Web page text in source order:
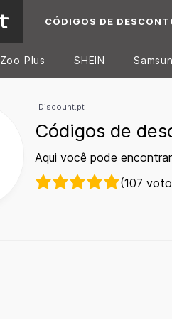
CÓDIGOS DE
Zoo Plus SHEIN
Discount.pt
Códigos de
Aqui você pode
(107